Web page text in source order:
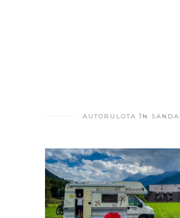
AUTORULOTA ÎN